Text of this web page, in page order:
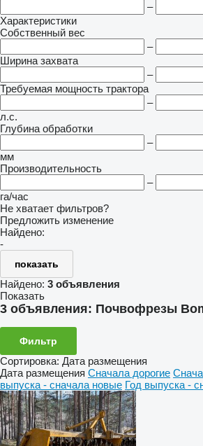
–
Характеристики
Собственный вес
–
Ширина захвата
–
Требуемая мощность трактора
–
л.с.
Глубина обработки
–
мм
Производительность
–
га/час
Не хватает фильтров?
Предложить изменение
Найдено:
-
показать
Найдено: 3 объявления
Показать
3 объявления: Почвофрезы
Фильтр
Сортировка: Дата размещения
Дата размещения Сначала дорогие
выпуска - сначала новые Год выпуска -